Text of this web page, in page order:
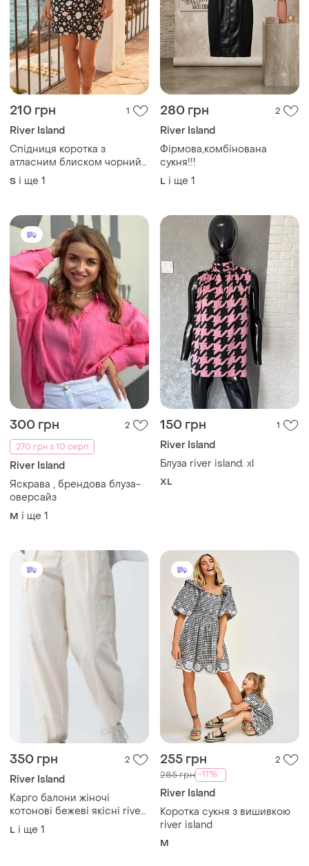
210 грн 1
River Island
Спідниця коротка з
атласним блиском чорний
колір білий горошок
S і ще 1
280 грн 2
River Island
Фірмова,комбінована
сукня!!!
L і ще 1
300 грн
2
270 грн з 10 серп
River Island
Яскрава , брендова блуза-
оверсайз
M і ще 1
150 грн 1
River Island
Блуза river island. xl
XL
350 грн 2
River Island
Карго балони жіночі
котонові бежеві якісні river
island
L і ще 1
255 грн 2
285 грн -11%
River Island
Коротка сукня з вишивкою
river island
M